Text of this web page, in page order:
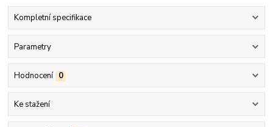
Kompletní specifikace
Parametry
Hodnocení 0
Ke stažení